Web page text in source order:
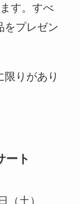
す。すべ
をプレゼン
りがあり
ート
（土）